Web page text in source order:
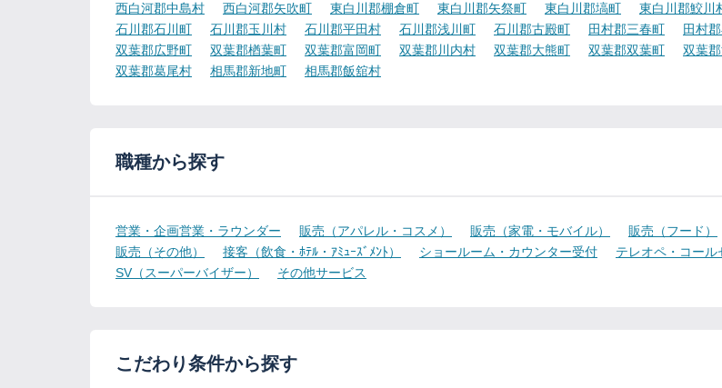
西白河郡中島村
西白河郡矢吹町 東白川郡棚倉町 東白川郡矢祭町 東白川郡塙町
東白川郡鮫川
石川郡石川町
石川郡玉川村 石川郡平田村 石川郡浅川町 石川郡古殿町 田村郡三春町
田村
双葉郡広野町
双葉郡楢葉町 双葉郡富岡町 双葉郡川内村 双葉郡大熊町 双葉郡双葉町
双葉
双葉郡葛尾村
相馬郡新地町 相馬郡飯舘村
職種から探す
営業・企画営業・ラウンダー 販売（アパレル・コスメ） 販売（家電・モバイル）
販売（フード）
販売（その他）
接客（飲食・ﾎﾃﾙ・ｱﾐｭｰｽﾞﾒﾝﾄ） ショールーム・カウンター受付
テレオペ・コール
SV（スーパーバイザー）
その他サービス
こだわり条件から探す